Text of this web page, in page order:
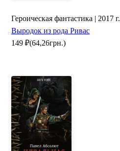
Героическая фантастика | 2017 г.
Выродок из рода Ривас
149 ₽(64,26грн.)